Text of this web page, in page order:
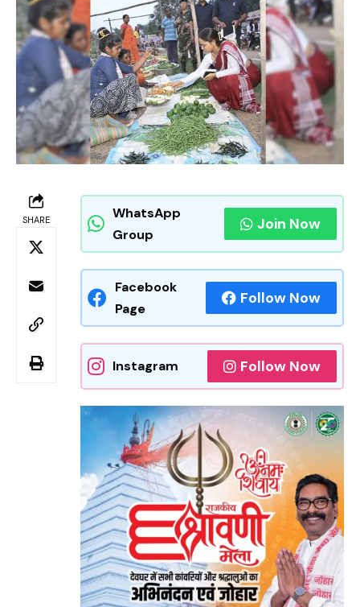
SHARE
WhatsApp
Group
Join Now
Facebook
Page
Follow Now
Instagram Follow Now